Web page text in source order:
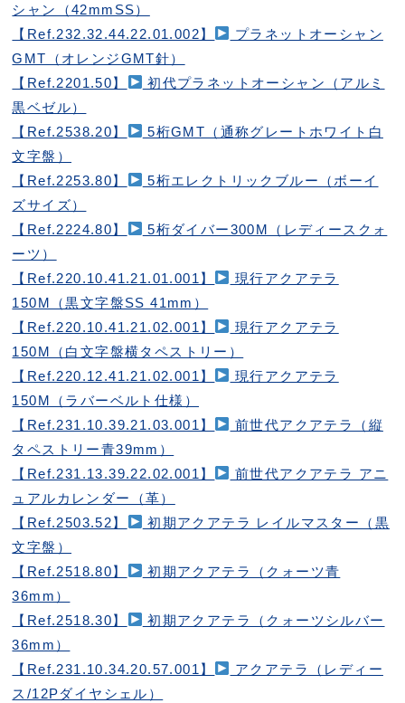
シャン（42mmSS）
【Ref.232.32.44.22.01.002】
プラネットオーシャン
GMT（オレンジGMT針）
【Ref.2201.50】
初代プラネットオーシャン（アルミ
黒ベゼル）
【Ref.2538.20】
5桁GMT（通称グレートホワイト白
文字盤）
【Ref.2253.80】
5桁エレクトリックブルー（ボーイ
ズサイズ）
【Ref.2224.80】
5桁ダイバー300M（レディースクォ
ーツ）
【Ref.220.10.41.21.01.001】
現行アクアテラ
150M（黒文字盤SS 41mm）
【Ref.220.10.41.21.02.001】
現行アクアテラ
150M（白文字盤横タペストリー）
【Ref.220.12.41.21.02.001】
現行アクアテラ
150M（ラバーベルト仕様）
【Ref.231.10.39.21.03.001】
前世代アクアテラ（縦
タペストリー青39mm）
【Ref.231.13.39.22.02.001】
前世代アクアテラ アニ
ュアルカレンダー（革）
【Ref.2503.52】
初期アクアテラ レイルマスター（黒
文字盤）
【Ref.2518.80】
初期アクアテラ（クォーツ青
36mm）
【Ref.2518.30】
初期アクアテラ（クォーツシルバー
36mm）
【Ref.231.10.34.20.57.001】
アクアテラ（レディー
ス/12Pダイヤシェル）